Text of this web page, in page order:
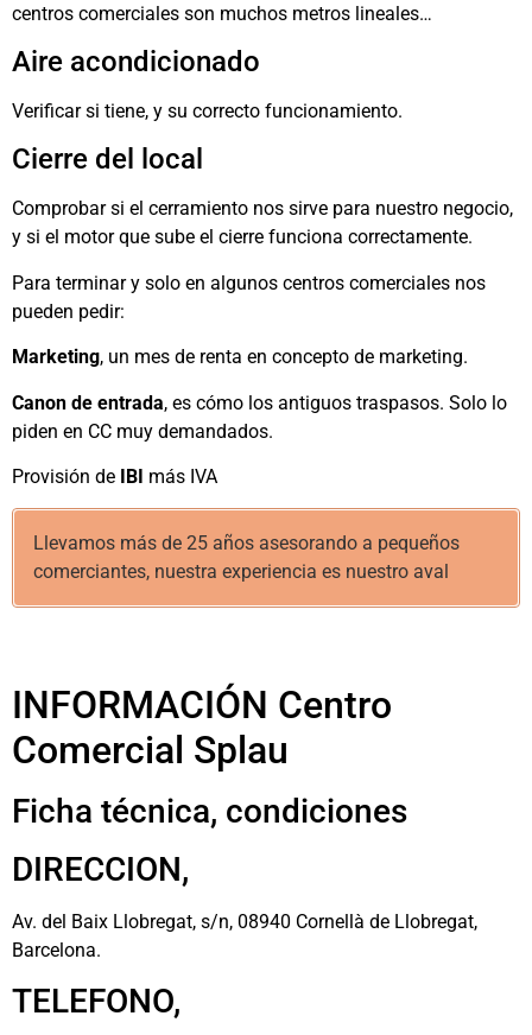
centros comerciales son muchos metros lineales…
Aire acondicionado
Verificar si tiene, y su correcto funcionamiento.
Cierre del local
Comprobar si el cerramiento nos sirve para nuestro negocio,
y si el motor que sube el cierre funciona correctamente.
Para terminar y solo en algunos centros comerciales nos
pueden pedir:
Marketing, un mes de renta en concepto de marketing.
Canon de entrada, es cómo los antiguos traspasos. Solo lo
piden en CC muy demandados.
Provisión de IBI más IVA
Llevamos más de 25 años asesorando a pequeños
comerciantes, nuestra experiencia es nuestro aval
INFORMACIÓN Centro
Comercial Splau
Ficha técnica, condiciones
DIRECCION,
Av. del Baix Llobregat, s/n, 08940 Cornellà de Llobregat,
Barcelona.
TELEFONO,